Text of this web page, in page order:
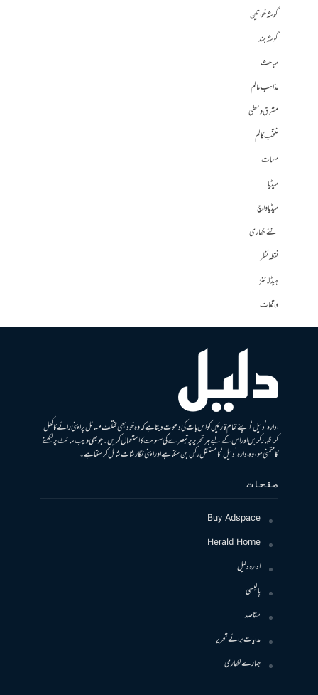
گوشہ خواتین
گوشہ ہند
مباحث
مذاہب عالم
مشرق وسطی
منتخب کالم
مہمات
میڈیا
میڈیا واچ
نئے لکھاری
نقطہ نظر
ہیڈلائنز
واقعات
ادارہ ’دلیل‘ اپنے تمام قارئین کو اس بات کی دعوت دیتا ہے کہ وہ خود بھی مختلف مسائل پر اپنی رائے کا کھل
کر اظہار کریں اور اس کے لیے ہر تحریر پر تبصرے کی سہولت کا استعمال کریں۔ جو بھی ویب سائٹ پر لکھنے
کا متمنی ہو، وہ ادارہ ’دلیل‘ کا مستقل رکن بن سکتا ہے اور اپنی نگارشات شامل کرسکتا ہے۔
صفحات
Buy Adspace
Herald Home
ادارہ دلیل
پالیسی
مقاصد
ہدایات برائے تحریر
ہمارے لکھاری